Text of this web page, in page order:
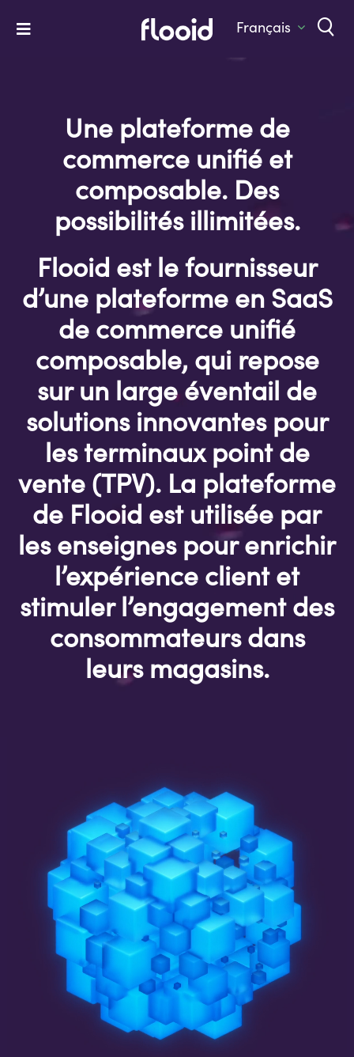
Toggle
Solutions
Services
Company
Let’s Talk
Français
Une plateforme de
commerce unifié et
composable. Des
possibilités illimitées.
Flooid est le fournisseur
d’une plateforme en SaaS
de commerce unifié
composable, qui repose
sur un large éventail de
solutions innovantes pour
les terminaux point de
vente (TPV). La plateforme
de Flooid est utilisée par
les enseignes pour enrichir
l’expérience client et
stimuler l’engagement des
consommateurs dans
leurs magasins.